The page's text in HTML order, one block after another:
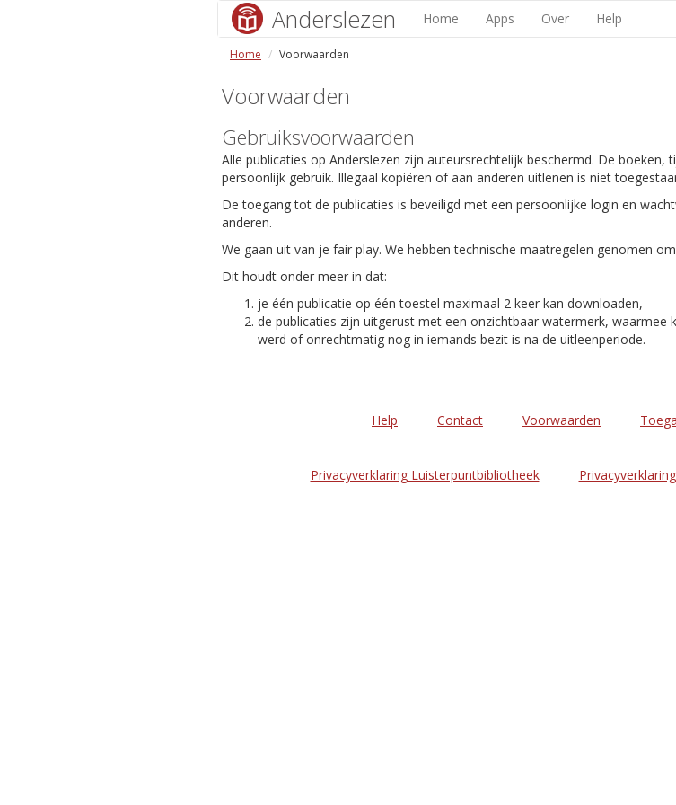
Anderslezen Home Apps Over Help
Home Voorwaarden
Voorwaarden
Gebruiksvoorwaarden
Alle publicaties op Anderslezen zijn auteursrechtelijk beschermd. De
persoonlijk gebruik. Illegaal kopiëren of aan anderen uitlenen is niet
De toegang tot de publicaties is beveiligd met een persoonlijke login en
anderen.
We gaan uit van je fair play. We hebben technische maatregelen genomen
Dit houdt onder meer in dat:
je één publicatie op één toestel maximaal 2 keer kan downloaden,
de publicaties zijn uitgerust met een onzichtbaar watermerk,
werd of onrechtmatig nog in iemands bezit is na de uitleenperiode.
Help Contact Voorwaarden
Privacyverklaring Luisterpuntbibliotheek